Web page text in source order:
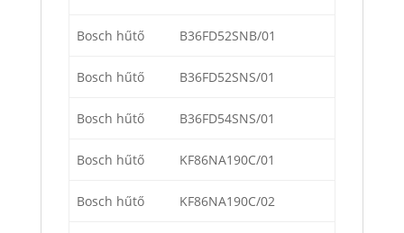
Bosch hűtő B36FD52SNB/01
Bosch hűtő B36FD52SNS/01
Bosch hűtő B36FD54SNS/01
Bosch hűtő KF86NA190C/01
Bosch hűtő KF86NA190C/02